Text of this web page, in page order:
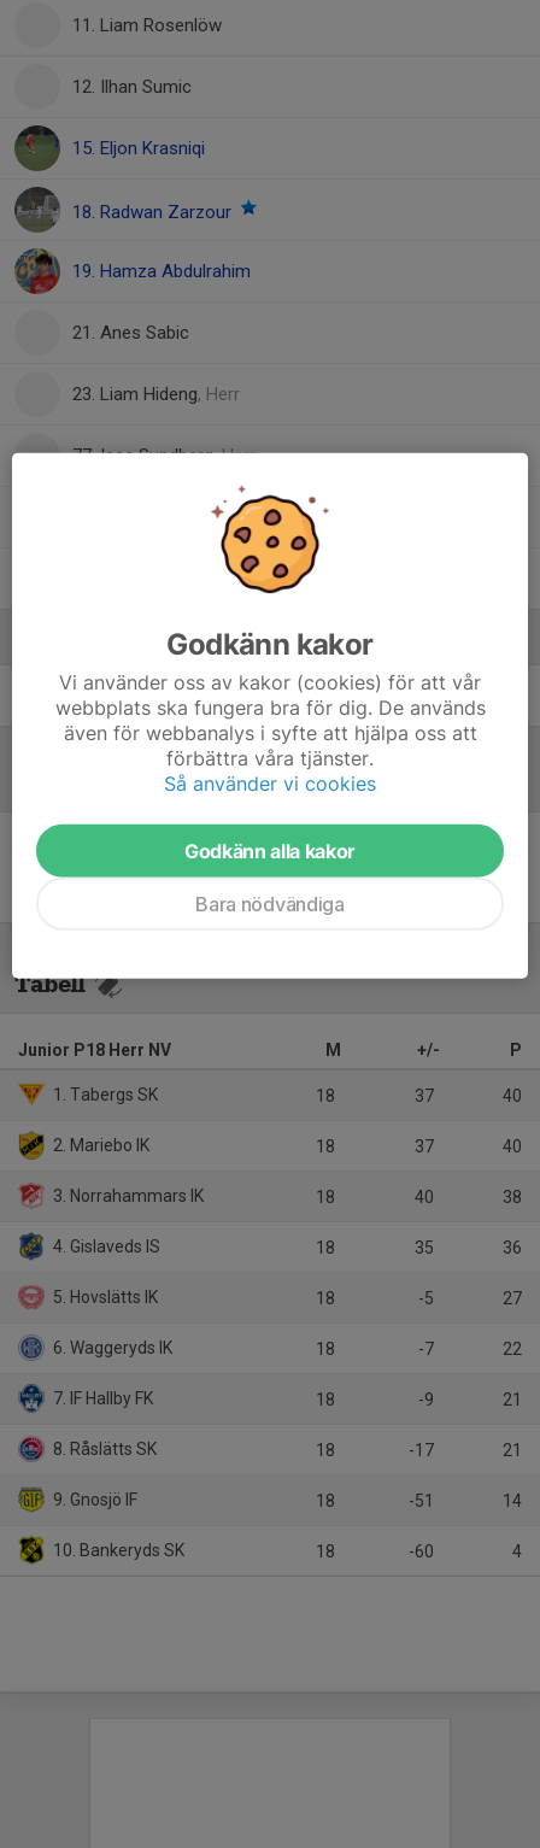
11. Liam Rosenlöw
12. Ilhan Sumic
15. Eljon Krasniqi
18. Radwan Zarzour
19. Hamza Abdulrahim
21. Anes Sabic
23. Liam Hideng, Herr
77. Isac Sundberg, Herr
Anders Mårtensson Tränare
Inget referat skrivet
Tabell
Junior P18 Herr NV M +/- P
1. Tabergs SK 18 37 40
2. Mariebo IK 18 37 40
3. Norrahammars IK 18 40 38
4. Gislaveds IS 18 35 36
5. Hovslätts IK 18 -5 27
6. Waggeryds IK 18 -7 22
7. IF Hallby FK 18 -9 21
8. Råslätts SK 18 -17 21
9. Gnosjö IF 18 -51 14
10. Bankeryds SK 18 -60 4
Godkänn kakor
Vi använder oss av kakor (cookies) för att vår
webbplats ska fungera bra för dig. De används
även för webbanalys i syfte att hjälpa oss att
förbättra våra tjänster.
Så använder vi cookies
Godkänn alla kakor
Bara nödvändiga